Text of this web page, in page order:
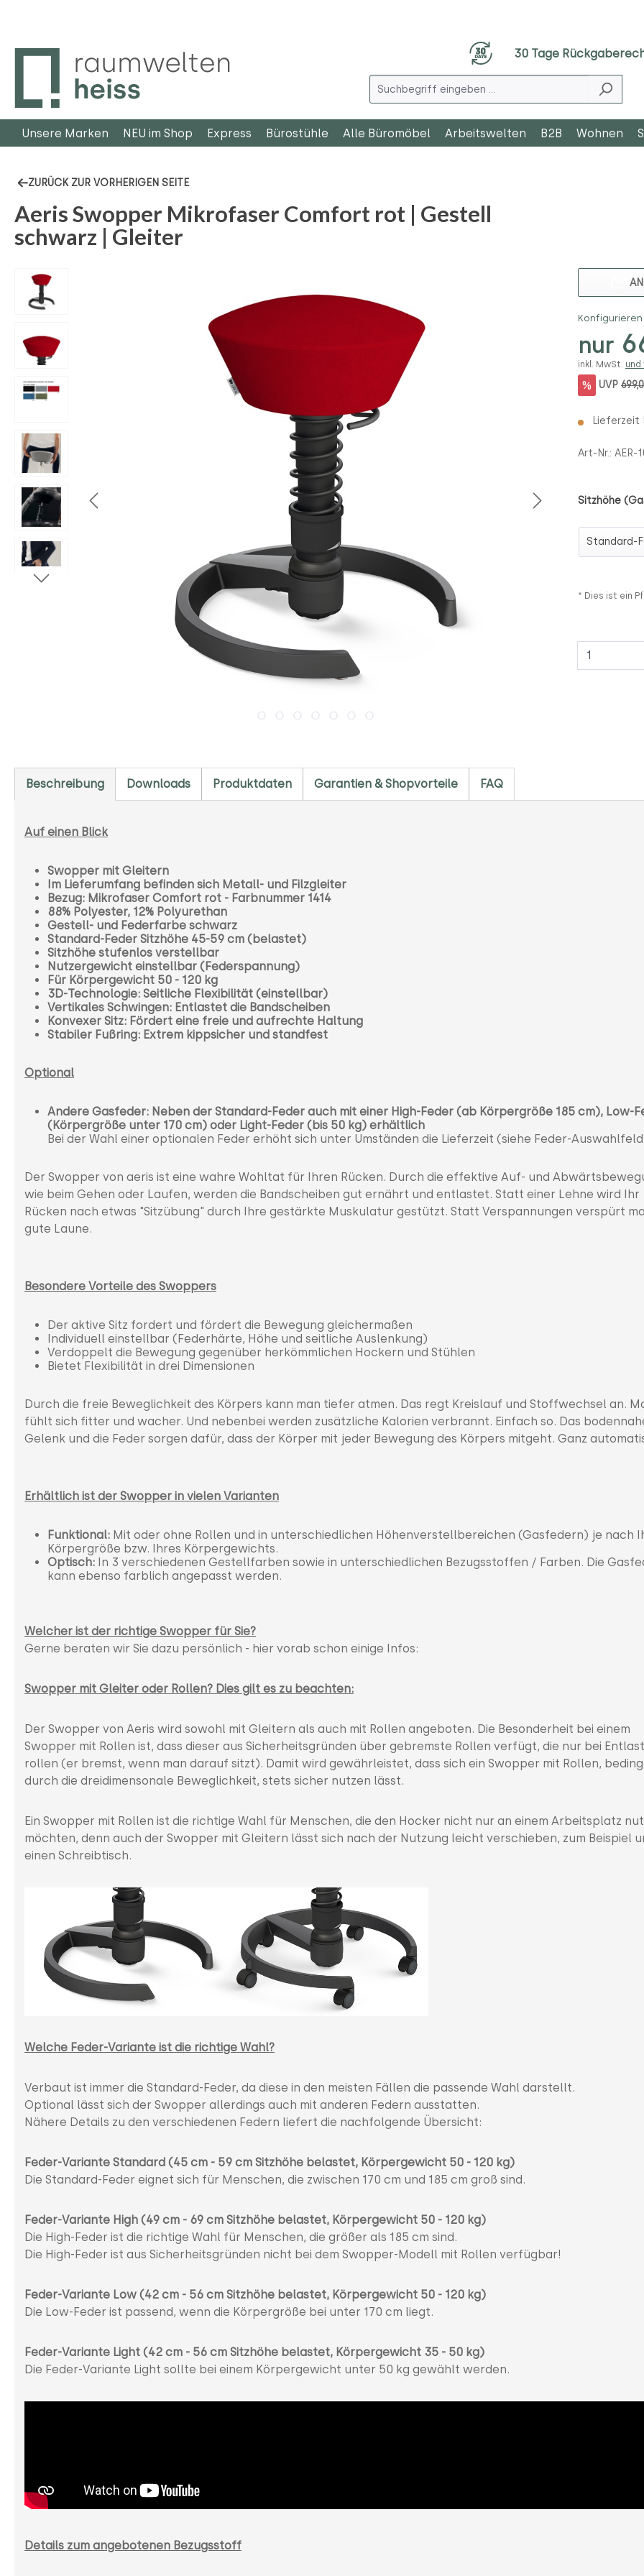
30 Tage
Unsere Marken NEU im Shop Express Bürostühle Alle Büromöbel Arbeitswelten B2B Wohnen
ZURÜCK ZUR VORHERIGEN SEITE
Aeris Swopper Mikrofaser Comfort rot | Gestell
schwarz | Gleiter
Bildergalerie überspringen
nur
inkl. MwSt.
% UVP
Lieferzeit
Art-Nr.: AER-
Sitzhöhe
Sitzhöhe
* Dies ist ein
Anzahl
Beschreibung Downloads Produktdaten Garantien & Shopvorteile FAQ
Auf einen Blick
Swopper mit Gleitern
Im Lieferumfang befinden sich Metall- und Filzgleiter
Bezug: Mikrofaser Comfort rot - Farbnummer 1414
88% Polyester, 12% Polyurethan
Gestell- und Federfarbe schwarz
Standard-Feder Sitzhöhe 45-59 cm (belastet)
Sitzhöhe stufenlos verstellbar
Nutzergewicht einstellbar (Federspannung)
Für Körpergewicht 50 - 120 kg
3D-Technologie: Seitliche Flexibilität (einstellbar)
Vertikales Schwingen: Entlastet die Bandscheiben
Konvexer Sitz: Fördert eine freie und aufrechte Haltung
Stabiler Fußring: Extrem kippsicher und standfest
Optional
Andere Gasfeder: Neben der Standard-Feder auch mit einer High-Feder (ab Körpergröße 185 cm), Low-
(Körpergröße unter 170 cm) oder Light-Feder (bis 50 kg) erhältlich
Bei der Wahl einer optionalen Feder erhöht sich unter Umständen die Lieferzeit (siehe Feder-
Der Swopper von aeris ist eine wahre Wohltat für Ihren Rücken. Durch die effektive Auf- und
wie beim Gehen oder Laufen, werden die Bandscheiben gut ernährt und entlastet. Statt einer Lehne wird Ihr
Rücken nach etwas "Sitzübung" durch Ihre gestärkte Muskulatur gestützt. Statt Verspannungen verspürt
gute Laune.
Besondere Vorteile des Swoppers
Der aktive Sitz fordert und fördert die Bewegung gleichermaßen
Individuell einstellbar (Federhärte, Höhe und seitliche Auslenkung)
Verdoppelt die Bewegung gegenüber herkömmlichen Hockern und Stühlen
Bietet Flexibilität in drei Dimensionen
Durch die freie Beweglichkeit des Körpers kann man tiefer atmen. Das regt Kreislauf und Stoffwechsel an.
fühlt sich fitter und wacher. Und nebenbei werden zusätzliche Kalorien verbrannt. Einfach so. Das
Gelenk und die Feder sorgen dafür, dass der Körper mit jeder Bewegung des Körpers mitgeht. Ganz
Erhältlich ist der Swopper in vielen Varianten
Funktional: Mit oder ohne Rollen und in unterschiedlichen Höhenverstellbereichen (Gasfedern) je nach
Körpergröße bzw. Ihres Körpergewichts.
Optisch: In 3 verschiedenen Gestellfarben sowie in unterschiedlichen Bezugsstoffen / Farben. Die
kann ebenso farblich angepasst werden.
Welcher ist der richtige Swopper für Sie?
Gerne beraten wir Sie dazu persönlich - hier vorab schon einige Infos:
Swopper mit Gleiter oder Rollen? Dies gilt es zu beachten:
Der Swopper von Aeris wird sowohl mit Gleitern als auch mit Rollen angeboten. Die Besonderheit bei einem
Swopper mit Rollen ist, dass dieser aus Sicherheitsgründen über gebremste Rollen verfügt, die nur bei
rollen (er bremst, wenn man darauf sitzt). Damit wird gewährleistet, dass sich ein Swopper mit Rollen,
durch die dreidimensonale Beweglichkeit, stets sicher nutzen lässt.
Ein Swopper mit Rollen ist die richtige Wahl für Menschen, die den Hocker nicht nur an einem Arbeitsplatz
möchten, denn auch der Swopper mit Gleitern lässt sich nach der Nutzung leicht verschieben, zum Beispiel
einen Schreibtisch.
Welche Feder-Variante ist die richtige Wahl?
Verbaut ist immer die Standard-Feder, da diese in den meisten Fällen die passende Wahl darstellt.
Optional lässt sich der Swopper allerdings auch mit anderen Federn ausstatten.
Nähere Details zu den verschiedenen Federn liefert die nachfolgende Übersicht:
Feder-Variante Standard (45 cm - 59 cm Sitzhöhe belastet, Körpergewicht 50 - 120 kg)
Die Standard-Feder eignet sich für Menschen, die zwischen 170 cm und 185 cm groß sind.
Feder-Variante High (49 cm - 69 cm Sitzhöhe belastet, Körpergewicht 50 - 120 kg)
Die High-Feder ist die richtige Wahl für Menschen, die größer als 185 cm sind.
Die High-Feder ist aus Sicherheitsgründen nicht bei dem Swopper-Modell mit Rollen verfügbar!
Feder-Variante Low (42 cm - 56 cm Sitzhöhe belastet, Körpergewicht 50 - 120 kg)
Die Low-Feder ist passend, wenn die Körpergröße bei unter 170 cm liegt.
Feder-Variante Light (42 cm - 56 cm Sitzhöhe belastet, Körpergewicht 35 - 50 kg)
Die Feder-Variante Light sollte bei einem Körpergewicht unter 50 kg gewählt werden.
Details zum angebotenen Bezugsstoff